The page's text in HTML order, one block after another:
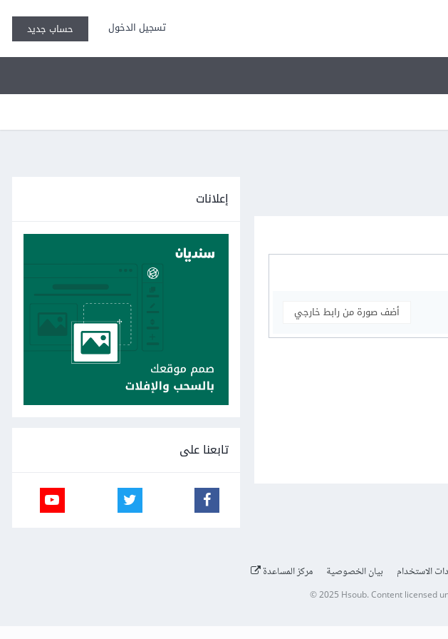
تسجيل الدخول حساب جديد
أضف صورة من رابط خارجي
إعلانات
تابعنا على
الاستخدام بيان الخصوصية مركز المساعدة
© 2025 Hsoub.Content licensed